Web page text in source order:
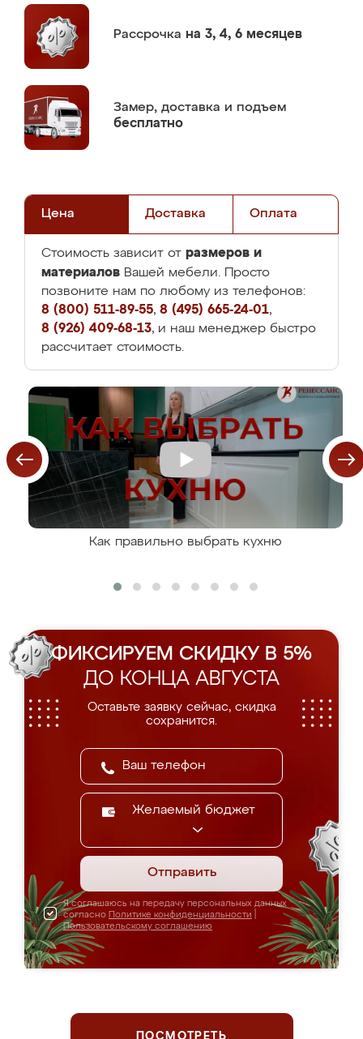
Рассрочка на 3, 4, 6 месяцев
Замер, доставка и подъем
бесплатно
Цена Доставка Оплата
Стоимость зависит от размеров и
материалов Вашей мебели. Просто
позвоните нам по любому из телефонов:
8 (800) 511-89-55, 8 (495) 665-24-01,
8 (926) 409-68-13, и наш менеджер быстро
рассчитает стоимость.
Как правильно выбрать кухню
ФИКСИРУЕМ СКИДКУ В 5%
ДО КОНЦА АВГУСТА
Оставьте заявку сейчас, скидка
сохранится.
Желаемый бюджет
Отправить
Я соглашаюсь на передачу персональных данных
согласно Политике конфиденциальности
Пользовательскому соглашению
ПОСМОТРЕТЬ